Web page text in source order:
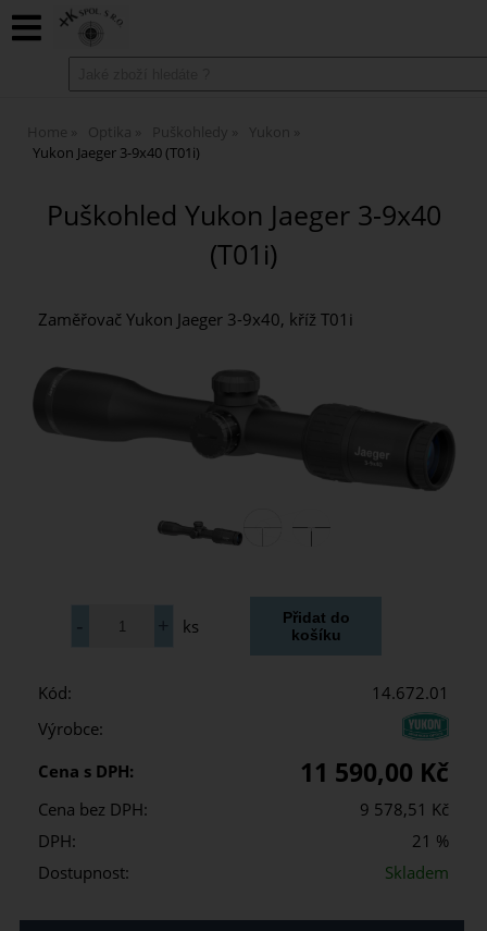
Home Optika Puškohledy
Yukon
Yukon Jaeger 3-9x40 (T01i)
Puškohled Yukon Jaeger 3-9x40
(T01i)
Zaměřovač Yukon Jaeger 3-9x40, kříž T01i
ks
Kód:
14.672.01
Výrobce:
Cena s DPH:
11 590,00 Kč
Cena bez DPH:
9 578,51 Kč
DPH:
21 %
Dostupnost:
Skladem